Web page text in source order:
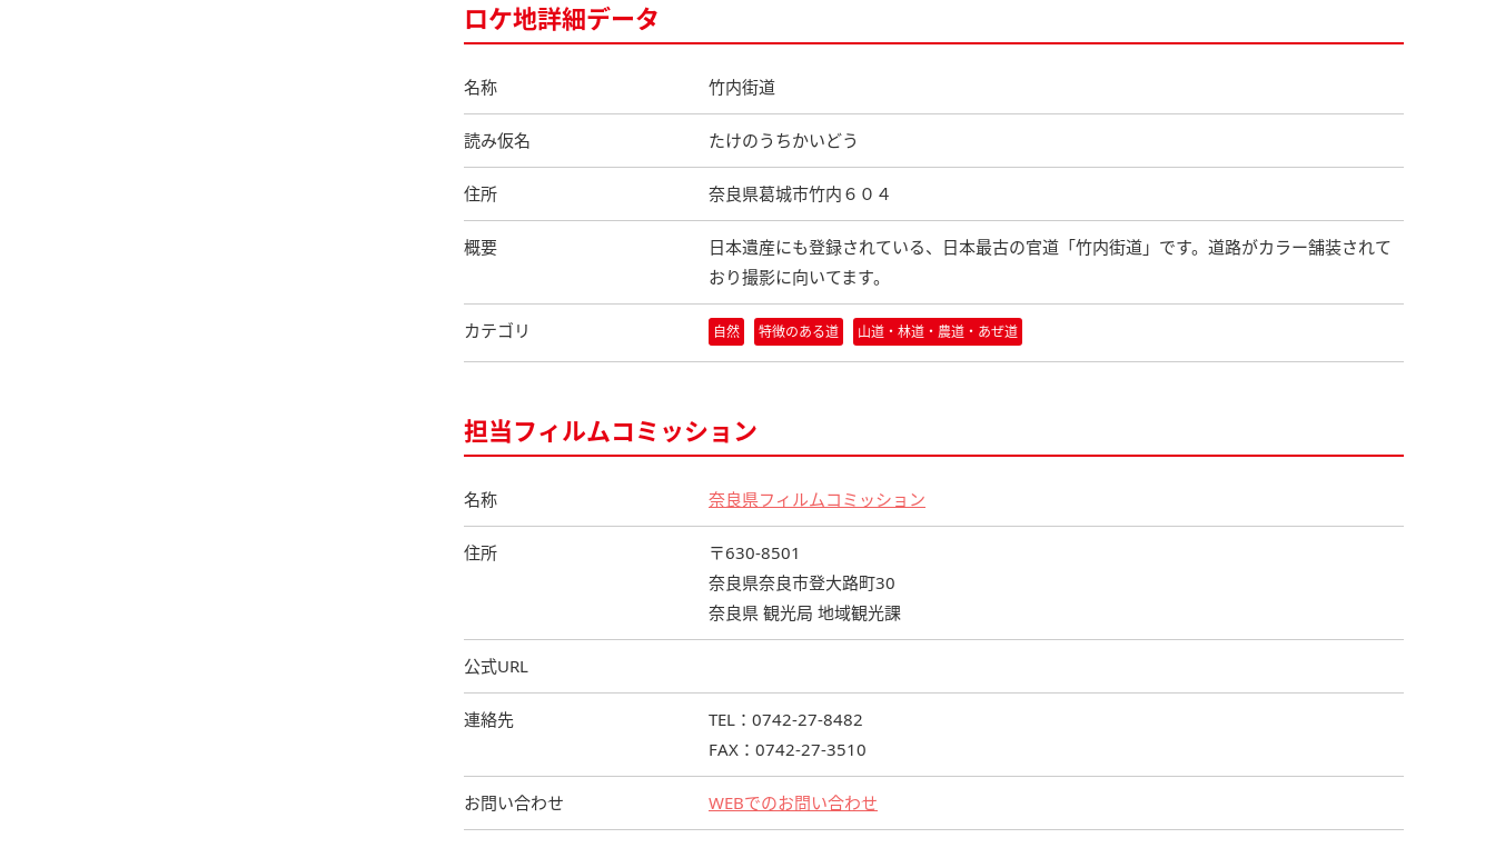
ロケ地詳細データ
名称 竹内街道
読み仮名 たけのうちかいどう
住所 奈良県葛城市竹内６０４
概要
日本遺産にも登録されている、日本最古の官道「竹内街道」です。道路がカラー舗装されて
おり撮影に向いてます。
カテゴリ 自然 特徴のある道 山道・林道・農道・あぜ道
担当フィルムコミッション
名称 奈良県フィルムコミッション
住所
〒630-8501
奈良県奈良市登大路町30
奈良県 観光局 地域観光課
公式URL
連絡先
TEL：0742-27-8482
FAX：0742-27-3510
お問い合わせ WEBでのお問い合わせ